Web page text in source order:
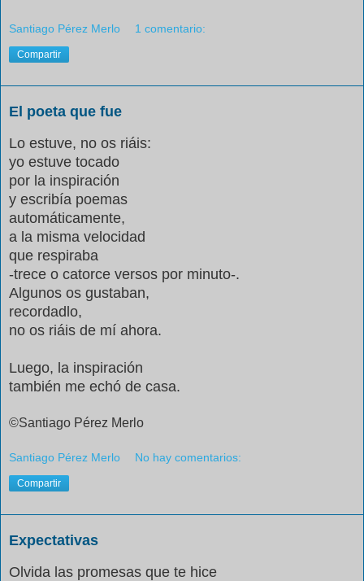
Santiago Pérez Merlo 1 comentario:
Compartir
El poeta que fue
Lo estuve, no os riáis:
yo estuve tocado
por la inspiración
y escribía poemas
automáticamente,
a la misma velocidad
que respiraba
-trece o catorce versos por minuto-.
Algunos os gustaban,
recordadlo,
no os riáis de mí ahora.
Luego, la inspiración
también me echó de casa.
©Santiago Pérez Merlo
Santiago Pérez Merlo No hay comentarios:
Compartir
Expectativas
Olvida las promesas que te hice